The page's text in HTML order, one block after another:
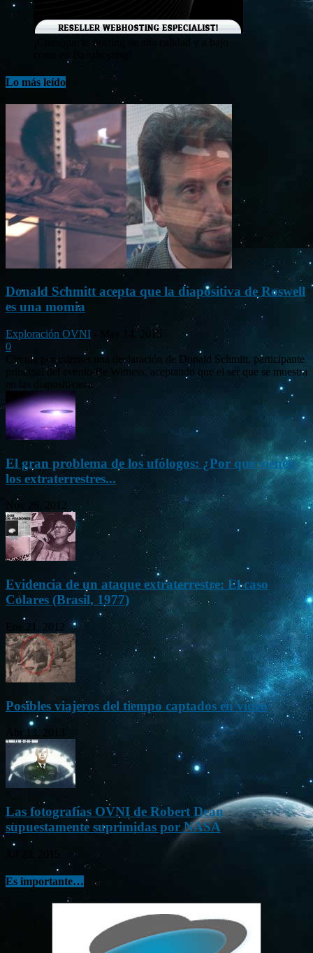
¡Consigue tu hosting de alta calidad y a bajo
Lo más leído
Donald Schmitt acepta que la diapositiva de Roswell
es una momia
Exploración OVNI
May 14, 2015
0
Circula por internet una declaración de Donald Schmitt, participante
principal del evento Be Witness, aceptando que el ser que se muestra
en las diapositivas...
El gran problema de los ufólogos: ¿Por qué vienen
los extraterrestres...
Nov 26, 2012
Evidencia de un ataque extraterrestre: El caso
Colares (Brasil, 1977)
Ene 21, 2012
Posibles viajeros del tiempo captados en vídeo
Abr 13, 2013
Las fotografías OVNI de Robert Dean
supuestamente suprimidas por NASA
Jul 23, 2015
Es importante…